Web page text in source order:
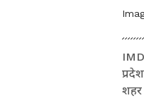
शहर